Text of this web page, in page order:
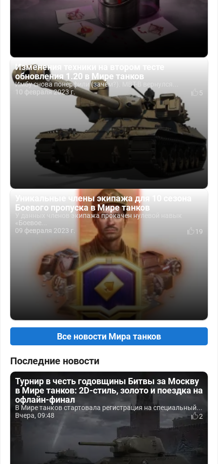
Изменения техники на втором тесте
обновления 1.20 в Мире танков
Имбу снова понерфили (зачем?). MBT-B вернулся...
10 февраля 2023 г.
5
Уникальные члены экипажа для 10 сезона
Боевого пропуска в Мире танков
У данных членов экипажа прокачен нулевой навык
«Боевое...
09 февраля 2023 г.
19
Все новости Мира танков
Последние новости
Турнир в честь годовщины Битвы за Москву
в Мире танков: 2D-стиль, золото и поездка на
офлайн-финал
В Мире танков стартовала регистрация на специальный...
Вчера, 09:48
2